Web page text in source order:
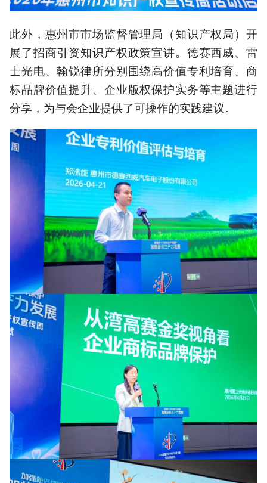
此外，惠州市市场监督管理局（知识产权局）开
展了招商引资知识产权政策宣讲。德赛西威、雷
士光电、翰锐律所分别围绕高价值专利培育、商
标品牌价值提升、企业版权保护实务等主题进行
分享，为与会企业提供了可操作的实践建议。